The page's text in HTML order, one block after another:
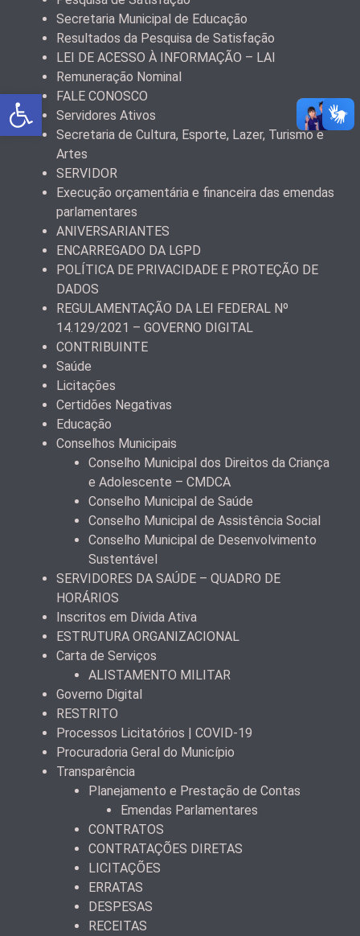
Secretaria Municipal de Educação
Resultados da Pesquisa de Satisfação
LEI DE ACESSO À INFORMAÇÃO – LAI
Remuneração Nominal
FALE CONOSCO
Servidores Ativos
Secretaria de Cultura, Esporte, Lazer, Turismo e
Artes
SERVIDOR
Execução orçamentária e financeira das emendas
parlamentares
ANIVERSARIANTES
ENCARREGADO DA LGPD
POLÍTICA DE PRIVACIDADE E PROTEÇÃO DE
DADOS
REGULAMENTAÇÃO DA LEI FEDERAL Nº
14.129/2021 – GOVERNO DIGITAL
CONTRIBUINTE
Saúde
Licitações
Certidões Negativas
Educação
Conselhos Municipais
Conselho Municipal dos Direitos da Criança
e Adolescente – CMDCA
Conselho Municipal de Saúde
Conselho Municipal de Assistência Social
Conselho Municipal de Desenvolvimento
Sustentável
SERVIDORES DA SAÚDE – QUADRO DE
HORÁRIOS
Inscritos em Dívida Ativa
ESTRUTURA ORGANIZACIONAL
Carta de Serviços
ALISTAMENTO MILITAR
Governo Digital
RESTRITO
Processos Licitatórios | COVID-19
Procuradoria Geral do Município
Transparência
Planejamento e Prestação de Contas
Emendas Parlamentares
CONTRATOS
CONTRATAÇÕES DIRETAS
LICITAÇÕES
ERRATAS
DESPESAS
RECEITAS
Abrir a barra de ferramentas